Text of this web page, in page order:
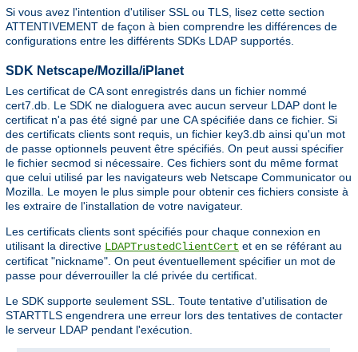
Si vous avez l'intention d'utiliser SSL ou TLS, lisez cette section
ATTENTIVEMENT de façon à bien comprendre les différences de
configurations entre les différents SDKs LDAP supportés.
SDK Netscape/Mozilla/iPlanet
Les certificat de CA sont enregistrés dans un fichier nommé
cert7.db. Le SDK ne dialoguera avec aucun serveur LDAP dont le
certificat n'a pas été signé par une CA spécifiée dans ce fichier. Si
des certificats clients sont requis, un fichier key3.db ainsi qu'un mot
de passe optionnels peuvent être spécifiés. On peut aussi spécifier
le fichier secmod si nécessaire. Ces fichiers sont du même format
que celui utilisé par les navigateurs web Netscape Communicator ou
Mozilla. Le moyen le plus simple pour obtenir ces fichiers consiste à
les extraire de l'installation de votre navigateur.
Les certificats clients sont spécifiés pour chaque connexion en
utilisant la directive LDAPTrustedClientCert et en se référant au
certificat "nickname". On peut éventuellement spécifier un mot de
passe pour déverrouiller la clé privée du certificat.
Le SDK supporte seulement SSL. Toute tentative d'utilisation de
STARTTLS engendrera une erreur lors des tentatives de contacter
le serveur LDAP pendant l'exécution.